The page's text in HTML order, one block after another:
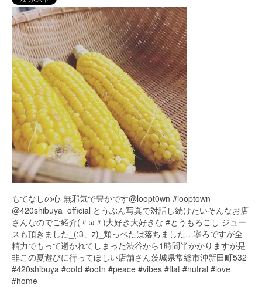
Instagram:420shibuya_official
About:FOUR TWENTY SHIBUYA
YouTube:420shibuya
420 Blog Full
www.h4wp.com
420friendly 通販
もてなしの心 無邪気で豊かです@loopt0wn #looptown
@420shibuya_official とうぶん写真で対話し続けたいそんなお店
さんなのでご紹介(〃ω〃)大好き大好きな #とうもろこし ジュー
スも頂きました_(:3」z)_頬っぺたは落ちました…寧ろですが全
精力でもって逝かれてしまった渋谷から1時間半かかりますが是
非この夏遊びに行ってほしい店舗さん茨城県常総市沖新田町532
#420shibuya #ootd #ootn #peace #vibes #flat #nutral #love
#home